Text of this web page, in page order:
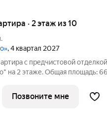
· 2 этаж из 10
, 4 квартал 2027
с предчистовой
на 2 этаже. Общая площадь:
все окна выходят на одну
Позвоните мне